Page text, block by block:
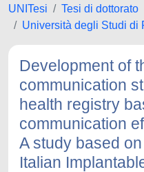
UNITesi
Tesi di dottorato
Università degli Studi di
Development of
communication
health registry
communication
A study based
Italian